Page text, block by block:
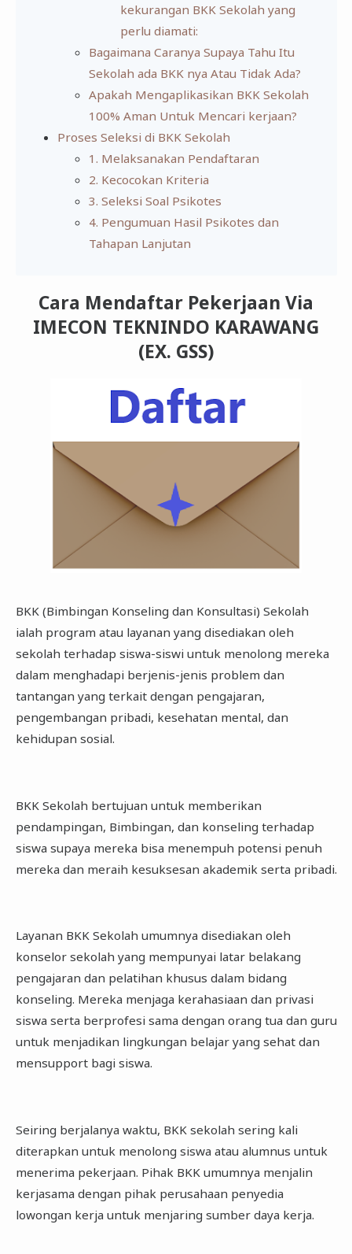
kekurangan BKK Sekolah yang
perlu diamati:
Bagaimana Caranya Supaya Tahu Itu
Sekolah ada BKK nya Atau Tidak Ada?
Apakah Mengaplikasikan BKK Sekolah
100% Aman Untuk Mencari kerjaan?
Proses Seleksi di BKK Sekolah
1. Melaksanakan Pendaftaran
2. Kecocokan Kriteria
3. Seleksi Soal Psikotes
4. Pengumuan Hasil Psikotes dan
Tahapan Lanjutan
Cara Mendaftar Pekerjaan Via
IMECON TEKNINDO KARAWANG
(EX. GSS)
BKK (Bimbingan Konseling dan Konsultasi) Sekolah
ialah program atau layanan yang disediakan oleh
sekolah terhadap siswa-siswi untuk menolong mereka
dalam menghadapi berjenis-jenis problem dan
tantangan yang terkait dengan pengajaran,
pengembangan pribadi, kesehatan mental, dan
kehidupan sosial.
BKK Sekolah bertujuan untuk memberikan
pendampingan, Bimbingan, dan konseling terhadap
siswa supaya mereka bisa menempuh potensi penuh
mereka dan meraih kesuksesan akademik serta pribadi.
Layanan BKK Sekolah umumnya disediakan oleh
konselor sekolah yang mempunyai latar belakang
pengajaran dan pelatihan khusus dalam bidang
konseling. Mereka menjaga kerahasiaan dan privasi
siswa serta berprofesi sama dengan orang tua dan guru
untuk menjadikan lingkungan belajar yang sehat dan
mensupport bagi siswa.
Seiring berjalanya waktu, BKK sekolah sering kali
diterapkan untuk menolong siswa atau alumnus untuk
menerima pekerjaan. Pihak BKK umumnya menjalin
kerjasama dengan pihak perusahaan penyedia
lowongan kerja untuk menjaring sumber daya kerja.